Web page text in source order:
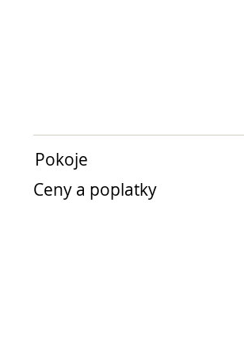
Pokoje
Ceny a poplatky